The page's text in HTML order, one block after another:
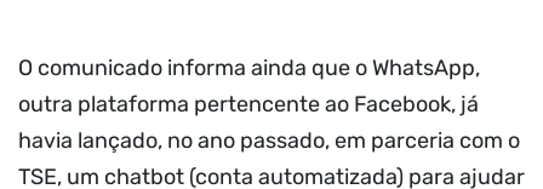
O comunicado informa ainda que o WhatsApp,
outra plataforma pertencente ao Facebook, já
havia lançado, no ano passado, em parceria com o
TSE, um chatbot (conta automatizada) para ajudar